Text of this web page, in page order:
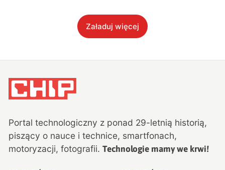
Załaduj więcej
Portal technologiczny z ponad 29-letnią historią,
piszący o nauce i technice, smartfonach,
motoryzacji, fotografii. Technologie mamy we krwi!